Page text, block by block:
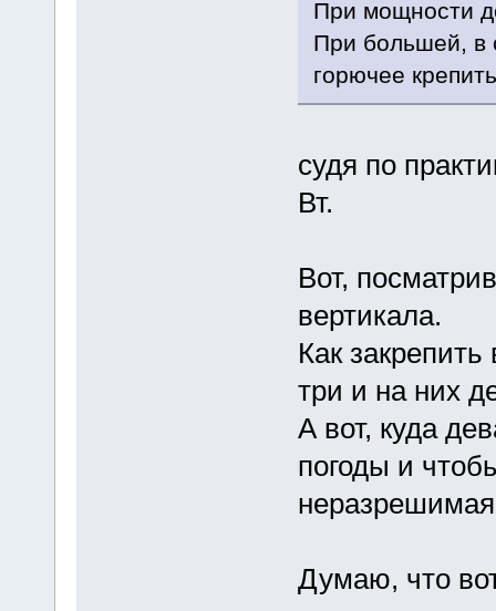
При мощности
При большей, в
горючее
судя по
Вт.
Вот,
вертикала.
Как
три и на них
А вот, куда
погоды и
Думаю, что